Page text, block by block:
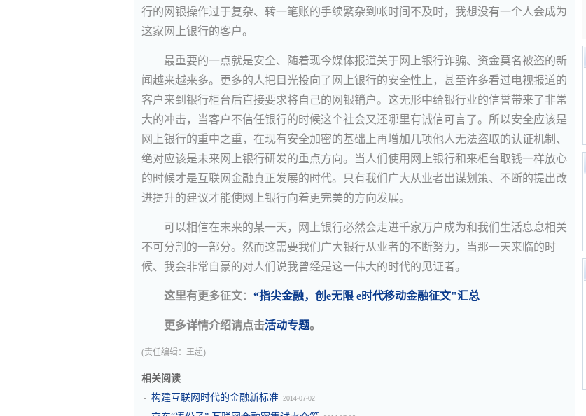
行的网银操作过于复杂、转一笔账的手续繁杂到帐时间不及时，我想没有一个人会成为
这家网上银行的客户。
最重要的一点就是安全、随着现今媒体报道关于网上银行诈骗、资金莫名被盗的新
闻越来越来多。更多的人把目光投向了网上银行的安全性上，甚至许多看过电视报道的
客户来到银行柜台后直接要求将自己的网银销户。这无形中给银行业的信誉带来了非常
大的冲击，当客户不信任银行的时候这个社会又还哪里有诚信可言了。所以安全应该是
网上银行的重中之重，在现有安全加密的基础上再增加几项他人无法盗取的认证机制、
绝对应该是未来网上银行研发的重点方向。当人们使用网上银行和来柜台取钱一样放心
的时候才是互联网金融真正发展的时代。只有我们广大从业者出谋划策、不断的提出改
进提升的建议才能使网上银行向着更完美的方向发展。
可以相信在未来的某一天，网上银行必然会走进千家万户成为和我们生活息息相关
不可分割的一部分。然而这需要我们广大银行从业者的不断努力，当那一天来临的时
候、我会非常自豪的对人们说我曾经是这一伟大的时代的见证者。
这里有更多征文： “指尖金融，创e无限 e时代移动金融征文"汇总
更多详情介绍请点击活动专题。
(责任编辑：王超)
相关阅读
构建互联网时代的金融新标准
2014-07-02